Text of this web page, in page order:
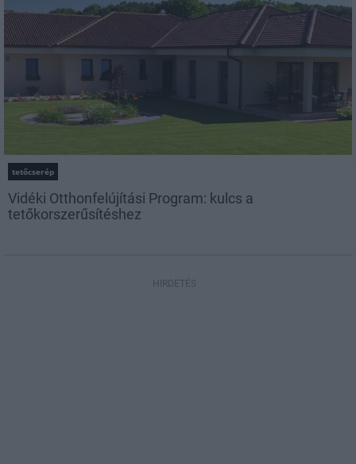
tetőcserép
Vidéki Otthonfelújítási Program: kulcs a
tetőkorszerűsítéshez
HIRDETÉS